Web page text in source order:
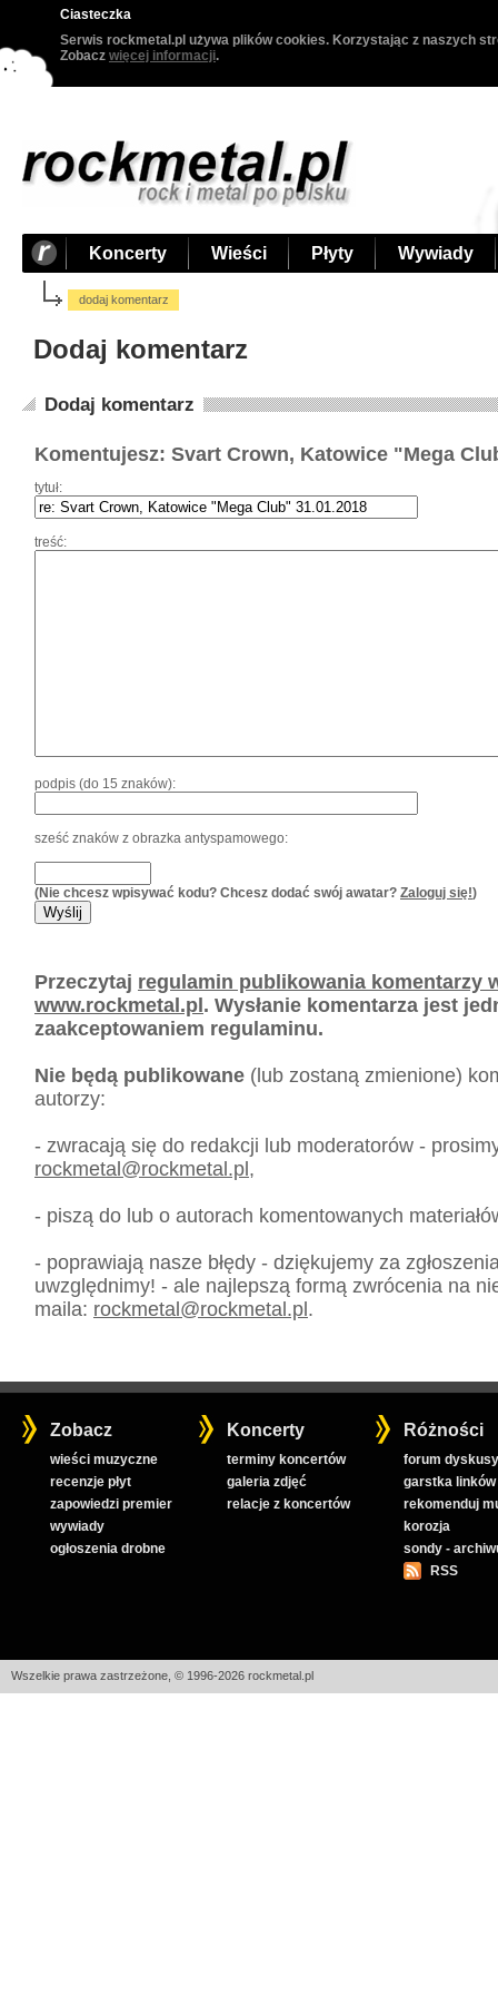
Ciasteczka
Serwis rockmetal.pl używa plików cookies. Korzystając z naszych
Zobacz więcej informacji.
Koncerty Wieści Płyty Wywiady
dodaj komentarz
Dodaj komentarz
Dodaj komentarz
Komentujesz: Svart Crown, Katowice "Mega
tytuł:
treść:
podpis (do 15 znaków):
sześć znaków z obrazka antyspamowego:
(Nie chcesz wpisywać kodu? Chcesz dodać swój awatar? Zaloguj się!)
Przeczytaj regulamin publikowania komentarzy
www.rockmetal.pl. Wysłanie komentarza jest
zaakceptowaniem regulaminu.
Nie będą publikowane (lub zostaną zmienione)
autorzy:
- zwracają się do redakcji lub moderatorów -
rockmetal@rockmetal.pl,
- piszą do lub o autorach komentowanych
- poprawiają nasze błędy - dziękujemy za
uwzględnimy! - ale najlepszą formą zwrócenia na
maila: rockmetal@rockmetal.pl.
Zobacz
wieści muzyczne
recenzje płyt
zapowiedzi premier
wywiady
ogłoszenia drobne
Koncerty
terminy koncertów
galeria zdjęć
relacje z koncertów
Różności
forum
garstka linków
rekomenduj
korozja
sondy -
RSS
Wszelkie prawa zastrzeżone, © 1996-2026 rockmetal.pl